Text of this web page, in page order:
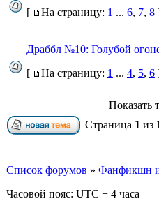
[
На страницу: 1 ... 6, 7, 8
Драббл №10: Голубой
[
На страницу: 1 ... 4, 5, 6
Показать
Страница 1 из
Список форумов » Фанфикшн
Часовой пояс: UTC + 4 часа